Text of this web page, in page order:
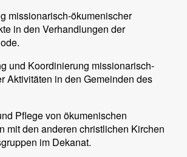
missionarisch-ökumenischer
in den Verhandlungen der
und Koordinierung missionarisch-
Aktivitäten in den Gemeinden des
Pflege von ökumenischen
mit den anderen christlichen Kirchen
im Dekanat.